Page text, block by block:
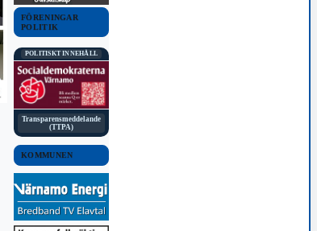
FÖRENINGAR
POLITIK
POLITISKT INNEHÅLL
Transparensmeddelande
(TTPA)
KOMMUNEN